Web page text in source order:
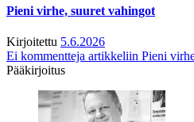
Pieni virhe, suuret vahingot
Kirjoitettu 5.6.2026
Ei kommentteja artikkeliin Pieni
Pääkirjoitus